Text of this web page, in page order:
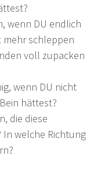
wenn DU endlich
mehr schleppen
voll zupacken
wenn DU nicht
hättest?
die diese
In welche Richtung